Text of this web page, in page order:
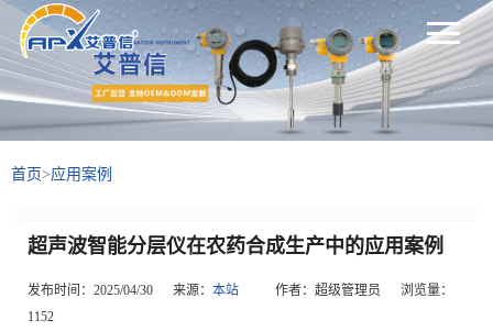
首页>应用案例
超声波智能分层仪在农药合成生产中的应用案例
发布时间：2025/04/30 来源： 本站 作者：超级管理员
浏览量：
1152